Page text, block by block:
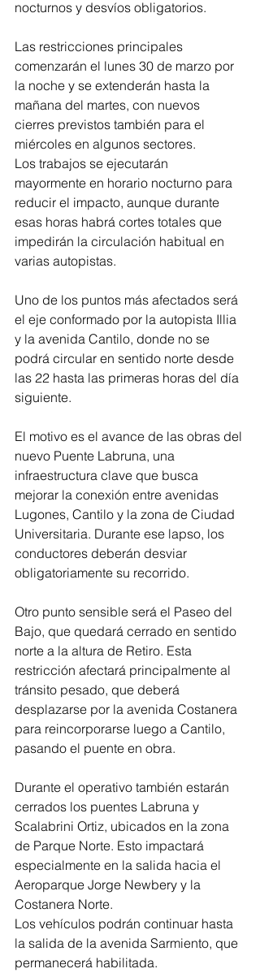
nocturnos y desvíos obligatorios.
Las restricciones principales
comenzarán el lunes 30 de marzo por
la noche y se extenderán hasta la
mañana del martes, con nuevos
cierres previstos también para el
miércoles en algunos sectores.
Los trabajos se ejecutarán
mayormente en horario nocturno para
reducir el impacto, aunque durante
esas horas habrá cortes totales que
impedirán la circulación habitual en
varias autopistas.
Uno de los puntos más afectados será
el eje conformado por la autopista Illia
y la avenida Cantilo, donde no se
podrá circular en sentido norte desde
las 22 hasta las primeras horas del día
siguiente.
El motivo es el avance de las obras del
nuevo Puente Labruna, una
infraestructura clave que busca
mejorar la conexión entre avenidas
Lugones, Cantilo y la zona de Ciudad
Universitaria. Durante ese lapso, los
conductores deberán desviar
obligatoriamente su recorrido.
Otro punto sensible será el Paseo del
Bajo, que quedará cerrado en sentido
norte a la altura de Retiro. Esta
restricción afectará principalmente al
tránsito pesado, que deberá
desplazarse por la avenida Costanera
para reincorporarse luego a Cantilo,
pasando el puente en obra.
Durante el operativo también estarán
cerrados los puentes Labruna y
Scalabrini Ortiz, ubicados en la zona
de Parque Norte. Esto impactará
especialmente en la salida hacia el
Aeroparque Jorge Newbery y la
Costanera Norte.
Los vehículos podrán continuar hasta
la salida de la avenida Sarmiento, que
permanecerá habilitada.